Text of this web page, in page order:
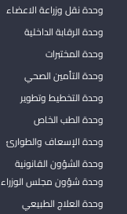
وحدة نقل وزراعة الاعضاء
وحدة الرقابة الداخلية
وحدة المختبرات
وحدة التأمين الصحي
وحدة التخطيط وتطوير
وحدة الطب الخاص
وحدة الإسعاف والطوارئ
وحدة الشؤون القانونية
وحدة شؤون مجلس الوزراء
وحدة العلاج الطبيعي